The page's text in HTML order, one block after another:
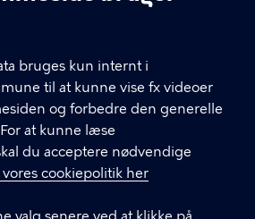
bruges kun internt i
til at kunne vise fx videoer
og forbedre den generelle
at kunne læse
du acceptere nødvendige
cookiepolitik her
her